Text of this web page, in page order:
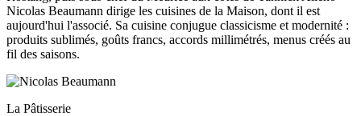
Nicolas Beaumann dirige les cuisines de la Maison, dont il est
aujourd'hui l'associé. Sa cuisine conjugue classicisme et modernité :
produits sublimés, goûts francs, accords millimétrés, menus créés au
fil des saisons.
La Pâtisserie